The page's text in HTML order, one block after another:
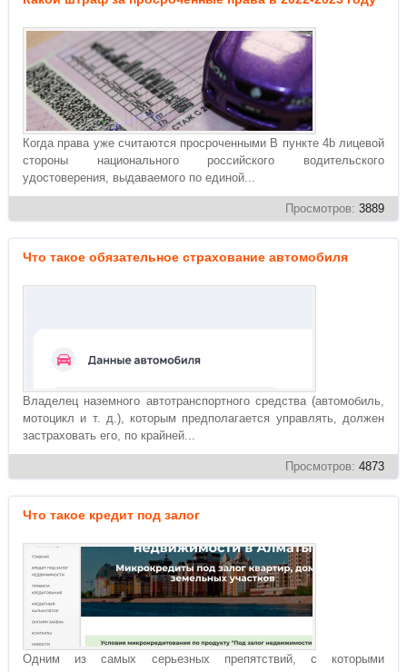
Когда права уже считаются просроченными В пункте 4b лицевой
стороны национального российского водительского
удостоверения, выдаваемого по единой...
Просмотров: 3889
Что такое обязательное страхование автомобиля
Владелец наземного автотранспортного средства (автомобиль,
мотоцикл и т. д.), которым предполагается управлять, должен
застраховать его, по крайней...
Просмотров: 4873
Что такое кредит под залог
Одним из самых серьезных препятствий, с которыми